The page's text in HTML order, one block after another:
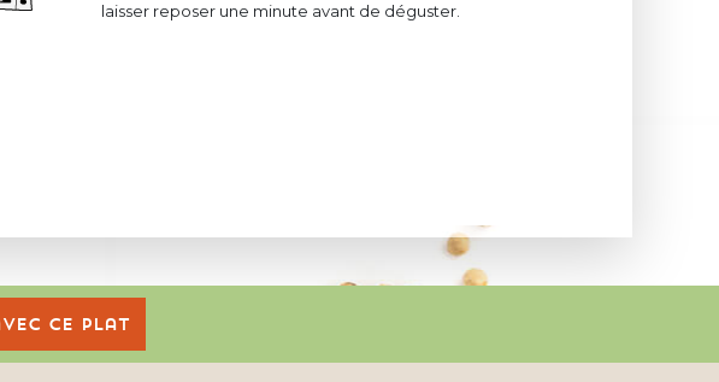
laisser reposer une minute avant de déguster.
ce plat